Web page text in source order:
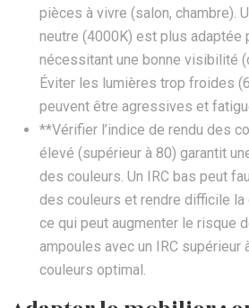
pièces à vivre (salon, chambre).
neutre (4000K) est plus adaptée
nécessitant une bonne visibilité
Éviter les lumières trop froides
peuvent être agressives et
**Vérifier l’indice de rendu des
élevé (supérieur à 80) garantit
des couleurs. Un IRC bas peut
des couleurs et rendre difficile
ce qui peut augmenter le risque
ampoules avec un IRC supérieur
couleurs optimal.